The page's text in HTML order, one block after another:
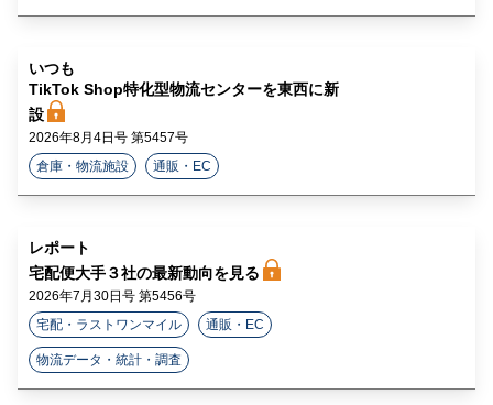
いつも
TikTok Shop特化型物流センターを東西に新
設
2026年8月4日号 第5457号
倉庫・物流施設
通販・EC
レポート
宅配便大手３社の最新動向を見る
2026年7月30日号 第5456号
宅配・ラストワンマイル
通販・EC
物流データ・統計・調査